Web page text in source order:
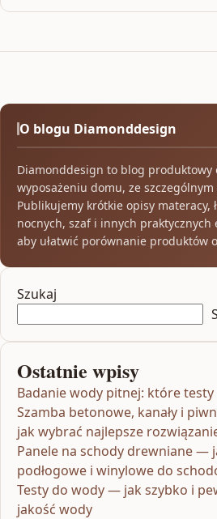
O blogu Diamonddesign
Diamonddesign to blog produktowy
wyposażeniu domu, ze
Publikujemy krótkie opisy materacy,
nocnych, szaf i innych praktycznych
aby ułatwić porównanie produktów
Szukaj
Ostatnie wpisy
Badanie wody pitnej: które testy
Szamba betonowe, kanały i
jak wybrać najlepsze
Panele na schody drewniane —
podłogowe i winylowe do
Testy do wody — jak szybko i
jakość wody